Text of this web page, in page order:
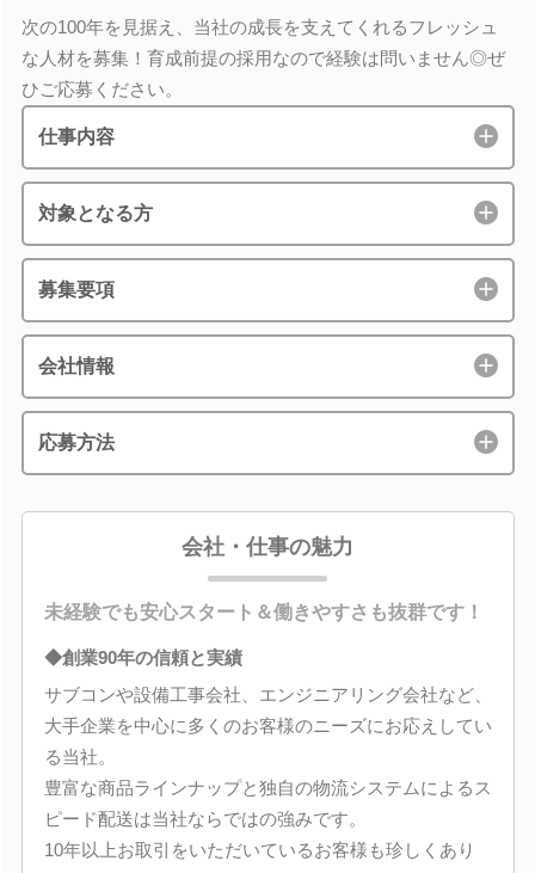
次の100年を見据え、当社の成長を支えてくれるフレッシュ
な人材を募集！育成前提の採用なので経験は問いません◎ぜ
ひご応募ください。
仕事内容
対象となる方
募集要項
会社情報
応募方法
会社・仕事の魅力
未経験でも安心スタート＆働きやすさも抜群です！
◆創業90年の信頼と実績
サブコンや設備工事会社、エンジニアリング会社など、
大手企業を中心に多くのお客様のニーズにお応えしてい
る当社。
豊富な商品ラインナップと独自の物流システムによるス
ピード配送は当社ならではの強みです。
10年以上お取引をいただいているお客様も珍しくあり